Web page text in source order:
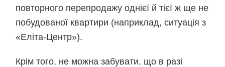
повторного перепродажу однієї й тієї ж ще не
побудованої квартири (наприклад, ситуація з
«Еліта-Центр»).
Крім того, не можна забувати, що в разі